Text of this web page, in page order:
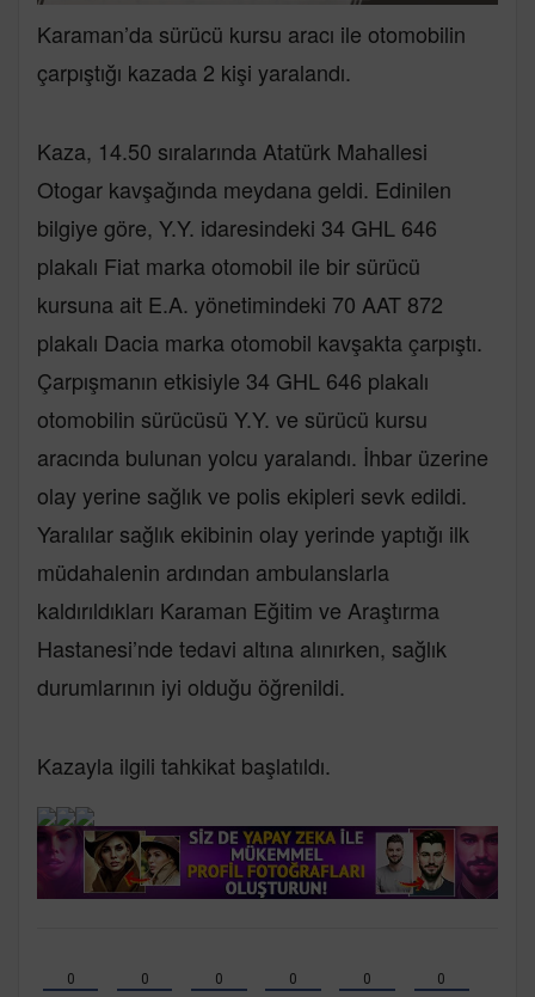
Karaman’da sürücü kursu aracı ile otomobilin
çarpıştığı kazada 2 kişi yaralandı.
Kaza, 14.50 sıralarında Atatürk Mahallesi
Otogar kavşağında meydana geldi. Edinilen
bilgiye göre, Y.Y. idaresindeki 34 GHL 646
plakalı Fiat marka otomobil ile bir sürücü
kursuna ait E.A. yönetimindeki 70 AAT 872
plakalı Dacia marka otomobil kavşakta çarpıştı.
Çarpışmanın etkisiyle 34 GHL 646 plakalı
otomobilin sürücüsü Y.Y. ve sürücü kursu
aracında bulunan yolcu yaralandı. İhbar üzerine
olay yerine sağlık ve polis ekipleri sevk edildi.
Yaralılar sağlık ekibinin olay yerinde yaptığı ilk
müdahalenin ardından ambulanslarla
kaldırıldıkları Karaman Eğitim ve Araştırma
Hastanesi’nde tedavi altına alınırken, sağlık
durumlarının iyi olduğu öğrenildi.
Kazayla ilgili tahkikat başlatıldı.
0 0 0 0 0 0